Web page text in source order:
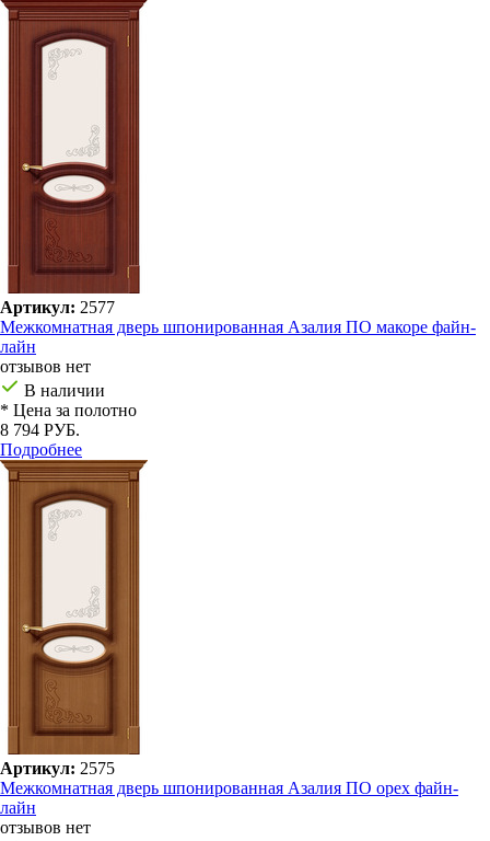
Артикул: 2577
Межкомнатная дверь шпонированная Азалия ПО макоре файн-
лайн
отзывов нет
В наличии
* Цена за полотно
8 794 РУБ.
Подробнее
Артикул: 2575
Межкомнатная дверь шпонированная Азалия ПО орех файн-
лайн
отзывов нет